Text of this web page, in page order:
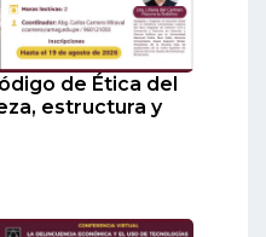
de Ética del
estructura y